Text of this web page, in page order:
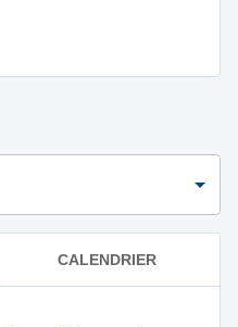
CALENDRIER